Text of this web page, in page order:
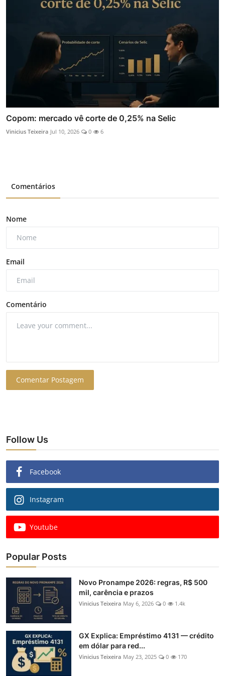
Copom: mercado vê corte de 0,25% na Selic
Vinicius Teixeira Jul 10, 2026 0 6
Comentários
Nome
Email
Comentário
Comentar Postagem
Follow Us
Facebook
Instagram
Youtube
Popular Posts
Novo Pronampe 2026: regras, R$ 500
mil, carência e prazos
Vinicius Teixeira May 6, 2026 0 1.4k
GX Explica: Empréstimo 4131 — crédito
em dólar para red...
Vinicius Teixeira May 23, 2025 0 170